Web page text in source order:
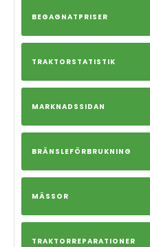
BEGAGNATPRISER
TRAKTORSTATISTIK
MARKNADSSIDAN
BRÄNSLEFÖRBRUKNING
MÄSSOR
TRAKTORREPARATIONER